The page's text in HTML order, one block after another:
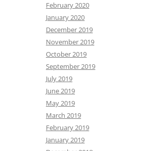
February 2020
January 2020
December 2019
November 2019
October 2019
September 2019
July 2019
June 2019
May 2019
March 2019
February 2019
January 2019